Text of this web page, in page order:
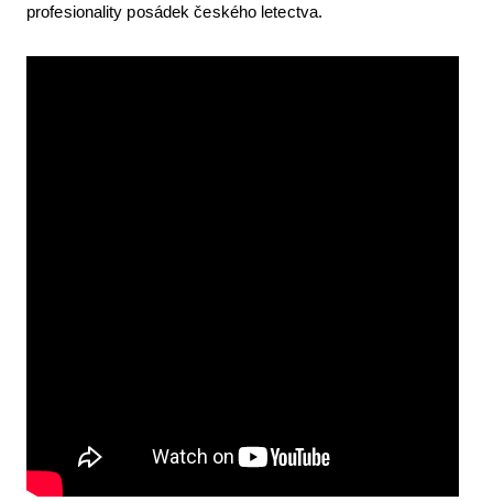
profesionality posádek českého letectva.